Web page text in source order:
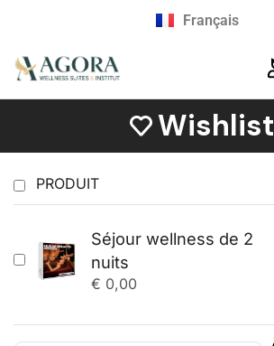
Français
English
Wishlist
PRODUIT
Séjour wellness de 2
nuits
€ 0,00